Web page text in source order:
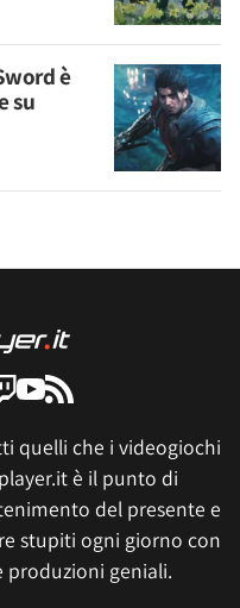
è
su
quelli che i videogiochi
è il punto di
del presente e
stupiti ogni giorno con
produzioni geniali.